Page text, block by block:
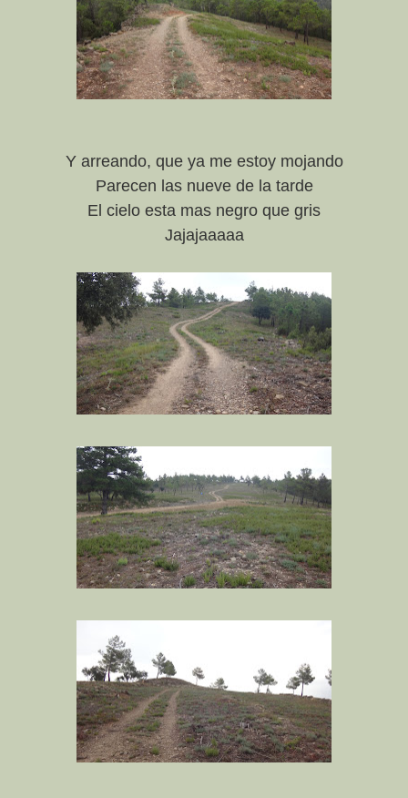
Y arreando, que ya me estoy mojando
Parecen las nueve de la tarde
El cielo esta mas negro que gris
Jajajaaaaa